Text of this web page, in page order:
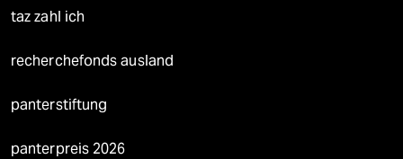
taz zahl ich
recherchefonds ausland
panterstiftung
panterpreis 2026